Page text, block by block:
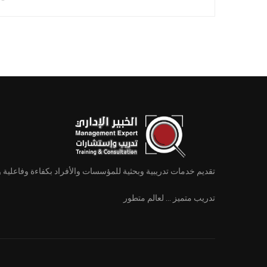
تقديم خدمات تدريبية وبحثية للمؤسسات والأفراد بكفاءة وفاعلية
تدريب متميز ... لعالم متطور